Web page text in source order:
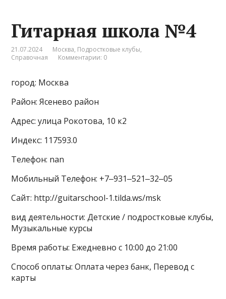
Гитарная школа №4
21.07.2024 Москва, Подростковые клубы,
Справочная
Комментарии: 0
город: Москва
Район: Ясенево район
Адрес: улица Рокотова, 10 к2
Индекс: 117593.0
Телефон: nan
Мобильный Телефон: +7‒931‒521‒32‒05
Сайт: http://guitarschool-1.tilda.ws/msk
вид деятельности: Детские / подростковые клубы,
Музыкальные курсы
Время работы: Ежедневно с 10:00 до 21:00
Способ оплаты: Оплата через банк, Перевод с
карты